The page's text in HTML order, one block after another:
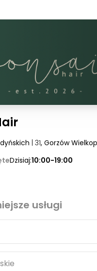
| 31, Gorzów
Dzisiaj:10:00-19:00
usługi